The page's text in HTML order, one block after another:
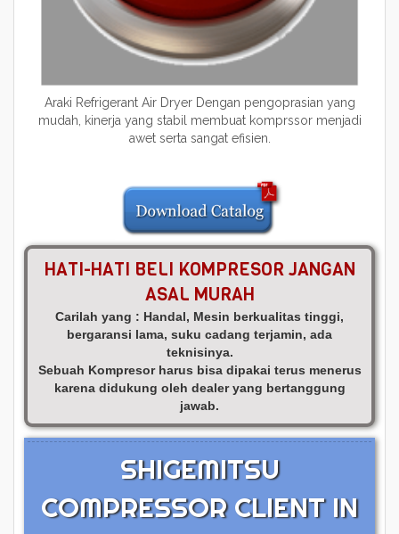
Araki Refrigerant Air Dryer Dengan pengoprasian yang
mudah, kinerja yang stabil membuat komprssor menjadi
awet serta sangat efisien.
HATI-HATI BELI KOMPRESOR JANGAN
ASAL MURAH
Carilah yang : Handal, Mesin berkualitas tinggi,
bergaransi lama, suku cadang terjamin, ada
teknisinya.
Sebuah Kompresor harus bisa dipakai terus menerus
karena didukung oleh dealer yang bertanggung
jawab.
SHIGEMITSU
COMPRESSOR CLIENT IN